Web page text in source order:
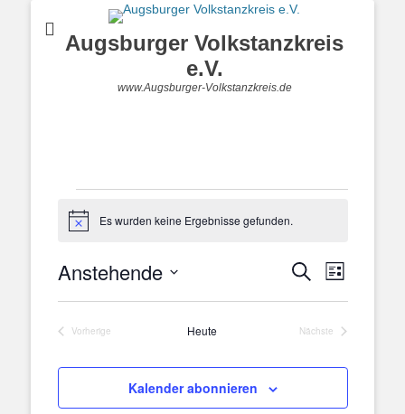
Augsburger Volkstanzkreis
e.V.
www.Augsburger-Volkstanzkreis.de
HinweisEs wurden keine Ergebnisse gefunden.
Ansichten,
Suche
Liste
Anstehende
Vorherige
Heute
Nächste
Kalender abonnieren